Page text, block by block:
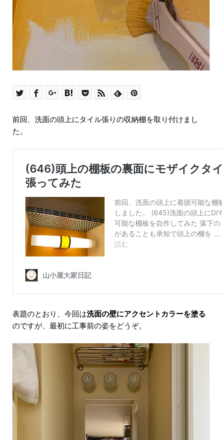
前回、洗面の頭上にタイル張りの収納棚を取り付けまし
た。
表題のとおり、今回は洗面の壁にアクセントカラーを塗る
のですが、最初に工事前の姿をどうぞ。